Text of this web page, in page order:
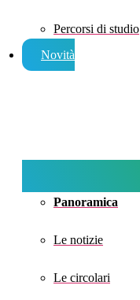
Percorsi di studio
Novità
Panoramica
Le notizie
Le circolari